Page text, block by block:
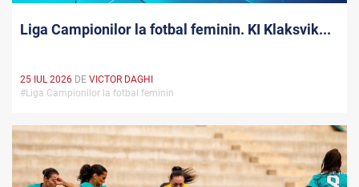
Liga Campionilor la fotbal feminin. KI Klaksvik...
25 IUL 2026 DE VICTOR DAGHI
#Liga Campionilor la fotbal feminin